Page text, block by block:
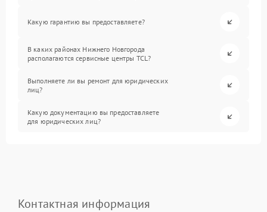
Какую гарантию вы предоставляете?
В каких районах Нижнего Новгорода
располагаются сервисные центры TCL?
Выполняете ли вы ремонт для юридических
лиц?
Какую документацию вы предоставляете
для юридических лиц?
Контактная информация